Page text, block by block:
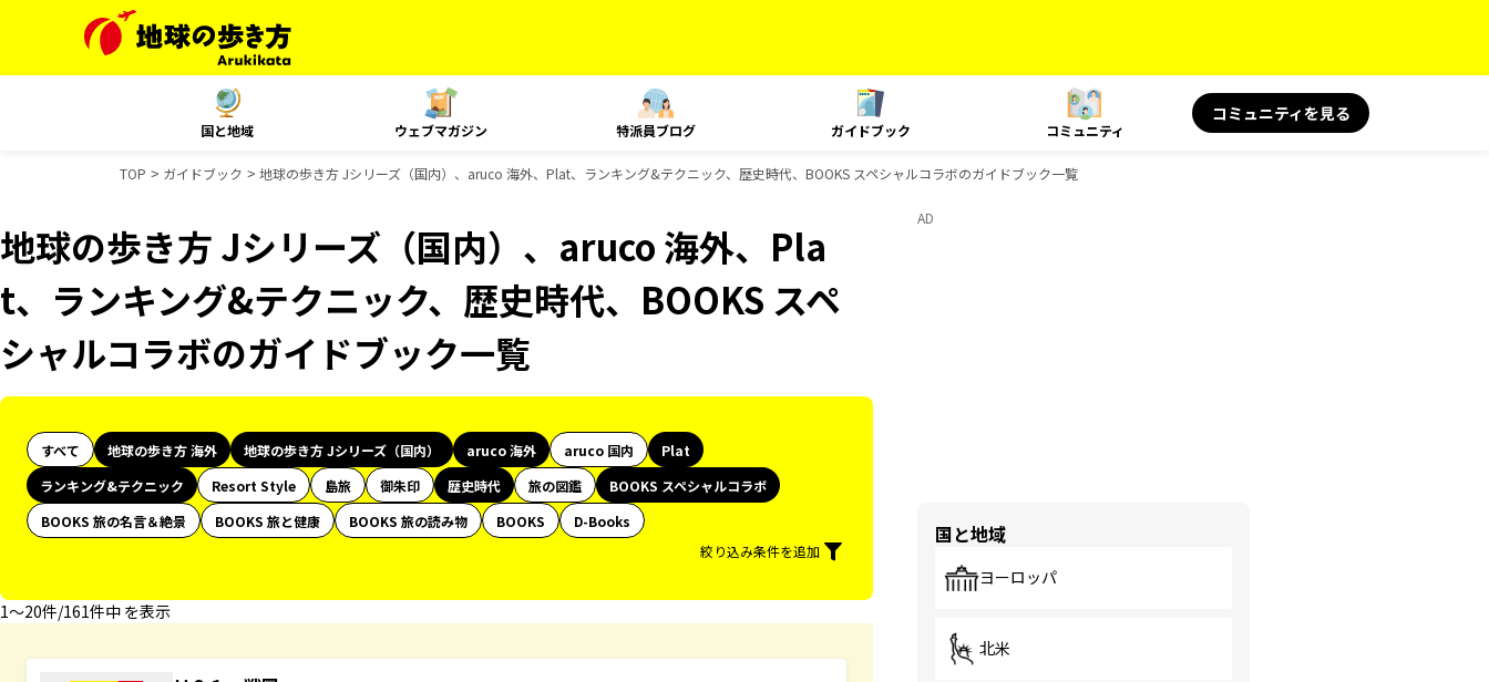
国と地域 ウェブマガジン 特派員ブログ ガイドブック コミュニティ
コミュニティを見る
TOP ガイドブック 地球の歩き方 Jシリーズ（国内）、aruco 海外、Plat、ランキング&テクニック、歴史時代、BOOKS スペシャルコラボのガイドブック一覧
地球の歩き方 Jシリーズ（国内）、aruco 海外、Pla
t、ランキング&テクニック、歴史時代、BOOKS スペ
シャルコラボのガイドブック一覧
すべて 地球の歩き方 海外 地球の歩き方 Jシリーズ（国内） aruco 海外 aruco 国内
Plat
ランキング&テクニック
Resort Style 島旅 御朱印 歴史時代 旅の図鑑
BOOKS スペシャルコラボ
BOOKS 旅の名言＆絶景
BOOKS 旅と健康 BOOKS 旅の読み物 BOOKS
D-Books
絞り込み条件を追加
1〜20件/161件中 を表示
AD
国と地域
ヨーロッパ
北米